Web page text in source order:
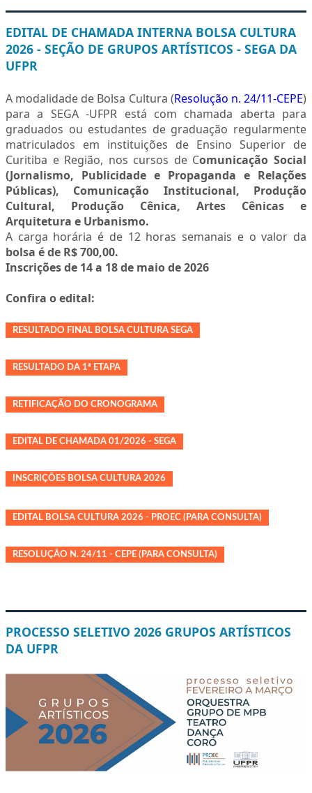
EDITAL DE CHAMADA INTERNA BOLSA CULTURA
2026 - SEÇÃO DE GRUPOS ARTÍSTICOS - SEGA DA
UFPR
A modalidade de Bolsa Cultura (Resolução n. 24/11-CEPE)
para a SEGA -UFPR está com chamada aberta para
graduados ou estudantes de graduação regularmente
matriculados em instituições de Ensino Superior de
Curitiba e Região, nos cursos de Comunicação Social
(Jornalismo, Publicidade e Propaganda e Relações
Públicas), Comunicação Institucional, Produção
Cultural, Produção Cênica, Artes Cênicas e
Arquitetura e Urbanismo.
A carga horária é de 12 horas semanais e o valor da
bolsa é de R$ 700,00.
Inscrições de 14 a 18 de maio de 2026
Confira o edital:
RESULTADO FINAL BOLSA CULTURA SEGA
RESULTADO DA 1ª ETAPA
RETIFICAÇÃO DO CRONOGRAMA
EDITAL DE CHAMADA 01/2026 - SEGA
INSCRIÇÕES BOLSA CULTURA 2026
EDITAL BOLSA CULTURA 2026 - PROEC (PARA CONSULTA)
RESOLUÇÃO N. 24/11 - CEPE (PARA CONSULTA)
PROCESSO SELETIVO 2026 GRUPOS ARTÍSTICOS
DA UFPR